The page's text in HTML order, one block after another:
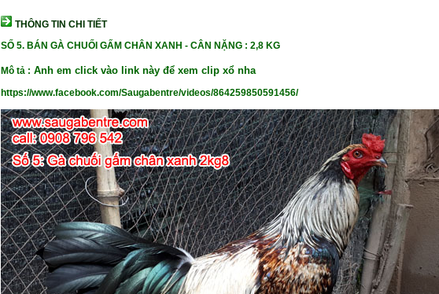
THÔNG TIN CHI TIẾT
SỐ 5. BÁN GÀ CHUỐI GẤM CHÂN XANH - CÂN NẶNG : 2,8 KG
Mô tả : Anh em click vào link này để xem clip xổ nha
https://www.facebook.com/Saugabentre/videos/864259850591456/